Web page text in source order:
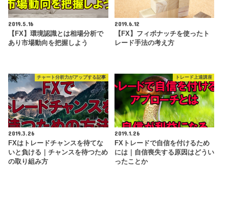
2019.5.16
【FX】環境認識とは相場分析で
あり市場動向を把握しよう
2019.6.12
【FX】フィボナッチを使ったト
レード手法の考え方
チャート分析力がアップする記事
2019.3.26
FXはトレードチャンスを待てな
いと負ける｜チャンスを待つため
の取り組み方
トレード上達講座
2019.1.26
FXトレードで自信を付けるため
には｜自信喪失する原因はどうい
ったことか